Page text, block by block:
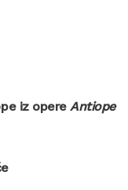
iz opereAntiope